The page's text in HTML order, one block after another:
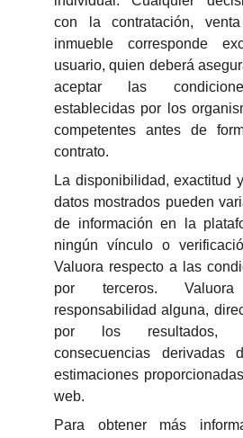
con la contratación,
inmueble corresponde
usuario, quien deberá
aceptar las
establecidas por los
competentes antes de
contrato.
La disponibilidad, exactitud
datos mostrados pueden
de información en la
ningún vínculo o
Valuora respecto a las
por terceros.
responsabilidad alguna,
por los resultados,
consecuencias
estimaciones
web.
Para obtener más